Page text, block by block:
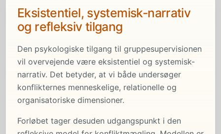
Eksistentiel, systemisk-narrativ
og refleksiv tilgang
Den psykologiske tilgang til gruppesupervisionen
vil overvejende være eksistentiel og systemisk-
narrativ. Det betyder, at vi både undersøger
konflikternes menneskelige, relationelle og
organisatoriske dimensioner.
Forløbet tager desuden udgangspunkt i den